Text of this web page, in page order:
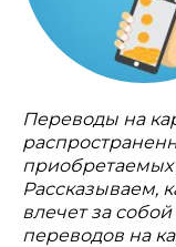
Переводы на
приобретаемых
Рассказываем,
влечет за
переводов на